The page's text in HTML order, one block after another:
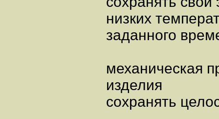
низких
заданного
механическая
изделия
сохранять